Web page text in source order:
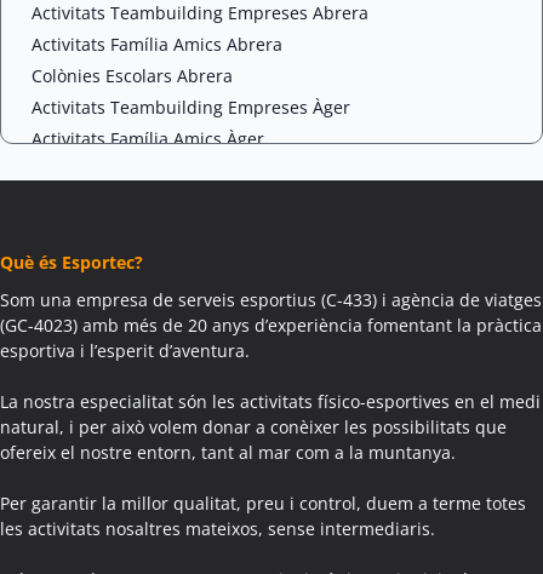
Activitats Teambuilding Empreses Abrera
Activitats Família Amics Abrera
Colònies Escolars Abrera
Activitats Teambuilding Empreses Àger
Activitats Família Amics Àger
Colònies Escolars Agramunt
Activitats Teambuilding Empreses Aguilar de Segarra
Activitats Família Amics Aguilar de Segarra
Colònies Escolars Aguilar de Segarra
Activitats Teambuilding Empreses Agullana
Activitats Família Amics Agullana
Colònies Escolars Agullana
Activitats Família Amics Aiguafreda
Què és Esportec?
Som una empresa de serveis esportius (C-433) i agència de viatges
(GC-4023) amb més de 20 anys d’experiència fomentant la pràctica
esportiva i l’esperit d’aventura.
La nostra especialitat són les activitats físico-esportives en el medi
natural, i per això volem donar a conèixer les possibilitats que
ofereix el nostre entorn, tant al mar com a la muntanya.
Per garantir la millor qualitat, preu i control, duem a terme totes
les activitats nosaltres mateixos, sense intermediaris.